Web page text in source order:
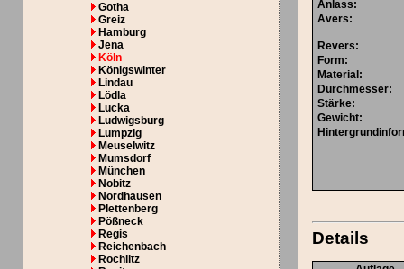
Gotha
Greiz
Hamburg
Jena
Köln
Königswinter
Lindau
Lödla
Lucka
Ludwigsburg
Lumpzig
Meuselwitz
Mumsdorf
München
Nobitz
Nordhausen
Plettenberg
Pößneck
Regis
Reichenbach
Rochlitz
Anlass:
Avers:
Revers:
Form:
Material :
Durchmesser:
Stärke:
Gewicht:
Details